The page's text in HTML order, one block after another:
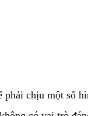
chịu một số